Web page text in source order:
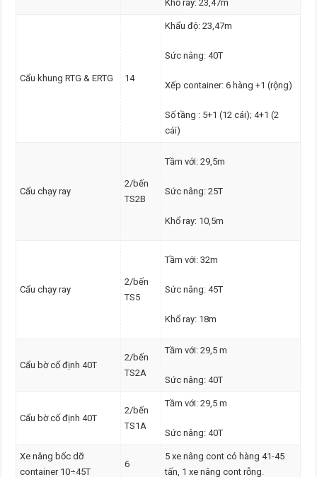
Khổ ray: 23,47m
Cẩu khung RTG & ERTG 14
Khẩu độ: 23,47m
Sức nâng: 40T
Xếp container: 6 hàng +1 (rộng)
Số tầng : 5+1 (12 cái); 4+1 (2
cái)
Cẩu chạy ray
2/bến
TS2B
Tầm với: 29,5m
Sức nâng: 25T
Khổ ray: 10,5m
Cẩu chạy ray
2/bến
TS5
Tầm với: 32m
Sức nâng: 45T
Khổ ray: 18m
Cẩu bờ cố định 40T
2/bến
TS2A
Tầm với: 29,5 m
Sức nâng: 40T
Cẩu bờ cố định 40T
2/bến
TS1A
Tầm với: 29,5 m
Sức nâng: 40T
Xe nâng bốc dỡ
container 10÷45T
6
5 xe nâng cont có hàng 41-45
tấn, 1 xe nâng cont rỗng.